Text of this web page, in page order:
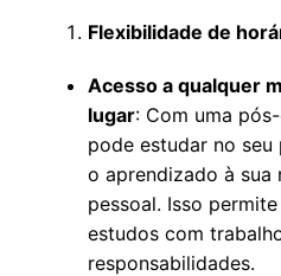
Flexibilidade de
Acesso a qualquer
lugar: Com uma
pode estudar no
o aprendizado à
pessoal. Isso
estudos com
responsabilidades.